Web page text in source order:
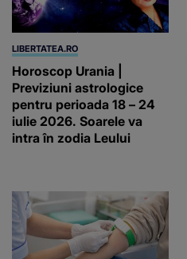
LIBERTATEA.RO
Horoscop Urania |
Previziuni astrologice
pentru perioada 18 – 24
iulie 2026. Soarele va
intra în zodia Leului